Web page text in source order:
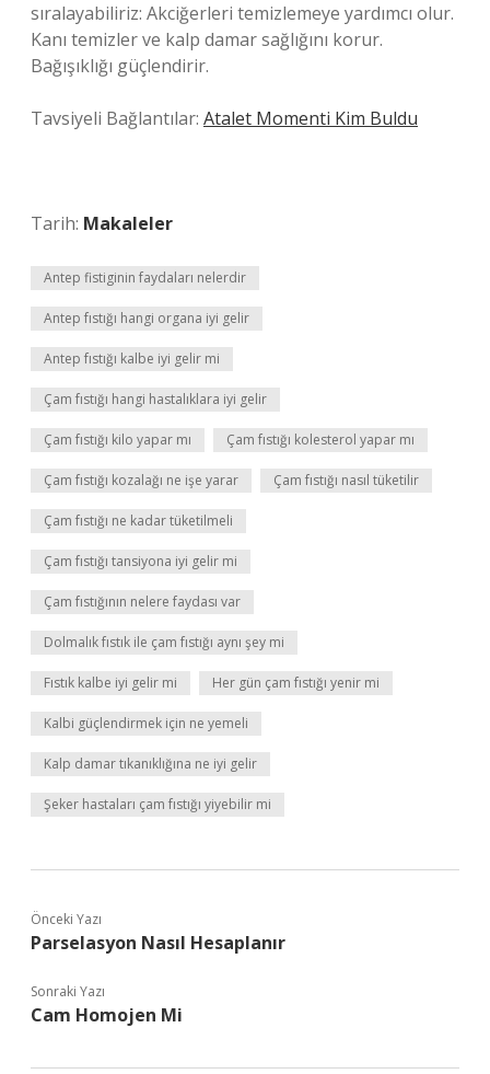
sıralayabiliriz: Akciğerleri temizlemeye yardımcı olur.
Kanı temizler ve kalp damar sağlığını korur.
Bağışıklığı güçlendirir.
Tavsiyeli Bağlantılar: Atalet Momenti Kim Buldu
Tarih: Makaleler
Antep fistiginin faydaları nelerdir
Antep fıstığı hangi organa iyi gelir
Antep fıstığı kalbe iyi gelir mi
Çam fıstığı hangi hastalıklara iyi gelir
Çam fıstığı kilo yapar mı Çam fıstığı kolesterol yapar mı
Çam fıstığı kozalağı ne işe yarar Çam fıstığı nasıl tüketilir
Çam fıstığı ne kadar tüketilmeli
Çam fıstığı tansiyona iyi gelir mi
Çam fıstığının nelere faydası var
Dolmalık fıstık ile çam fıstığı aynı şey mi
Fıstık kalbe iyi gelir mi Her gün çam fıstığı yenir mi
Kalbi güçlendirmek için ne yemeli
Kalp damar tıkanıklığına ne iyi gelir
Şeker hastaları çam fıstığı yiyebilir mi
Önceki Yazı
Parselasyon Nasıl Hesaplanır
Sonraki Yazı
Cam Homojen Mi